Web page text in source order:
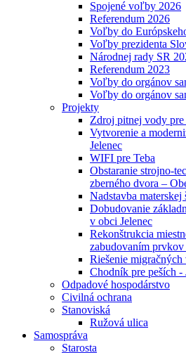
Spojené voľby 2026
Referendum 2026
Voľby do
Voľby prezidenta
Národnej rady SR
Referendum 2023
Voľby do orgánov
Voľby do orgánov
Projekty
Zdroj pitnej vody
Vytvorenie a
Jelenec
WIFI pre Teba
Obstaranie strojno-
zberného dvora –
Nadstavba materskej
Dobudovanie
v obci Jelenec
Rekonštrukcia
zabudovaním
Riešenie
Chodník pre peších -
Odpadové hospodárstvo
Civilná ochrana
Stanoviská
Ružová ulica
Samospráva
Starosta